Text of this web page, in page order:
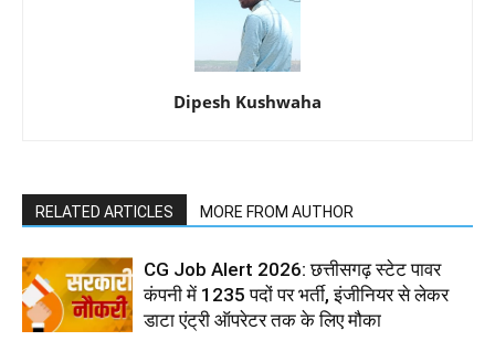
Dipesh Kushwaha
RELATED ARTICLES MORE FROM AUTHOR
CG Job Alert 2026: छत्तीसगढ़ स्टेट पावर
कंपनी में 1235 पदों पर भर्ती, इंजीनियर से लेकर
डाटा एंट्री ऑपरेटर तक के लिए मौका